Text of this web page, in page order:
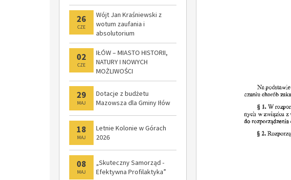
26
CZE
Wójt Jan Kraśniewski z
wotum zaufania i
absolutorium
02
CZE
IŁÓW – MIASTO HISTORII,
NATURY I NOWYCH
MOŻLIWOŚCI
29
MAJ
Dotacje z budżetu
Mazowsza dla Gminy Iłów
18
MAJ
Letnie Kolonie w Górach
2026
08
MAJ
„Skuteczny Samorząd -
Efektywna Profilaktyka”